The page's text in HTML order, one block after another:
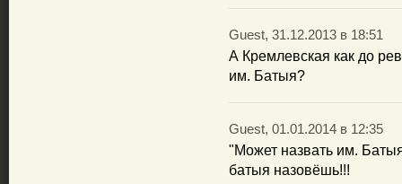
Guest, 31.12.2013 в 18:51
А Кремлевская как до
им. Батыя?
Guest, 01.01.2014 в 12:35
"Может назвать им.
батыя назовёшь!!!